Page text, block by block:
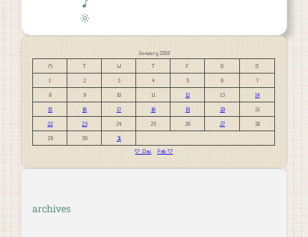
January 2018
M
T W T F S S
1 2 3 4 5 6 7
8 9 10 11 12 13 14
15 16 17 18 19 20 21
22 23 24 25 26 27 28
29 30
31
« Dec
Feb »
archives